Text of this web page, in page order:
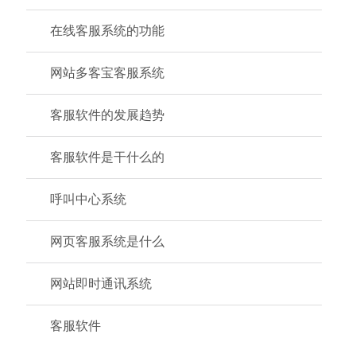
在线客服系统的功能
网站多客宝客服系统
客服软件的发展趋势
客服软件是干什么的
呼叫中心系统
网页客服系统是什么
网站即时通讯系统
客服软件